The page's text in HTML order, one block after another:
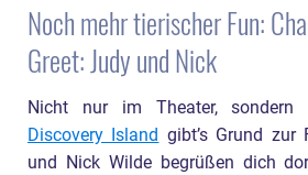
Noch mehr tierischer Fun:
Greet: Judy und Nick
Nicht nur im Theater,
Discovery Island gibt’s Grund zur
und Nick Wilde begrüßen dich